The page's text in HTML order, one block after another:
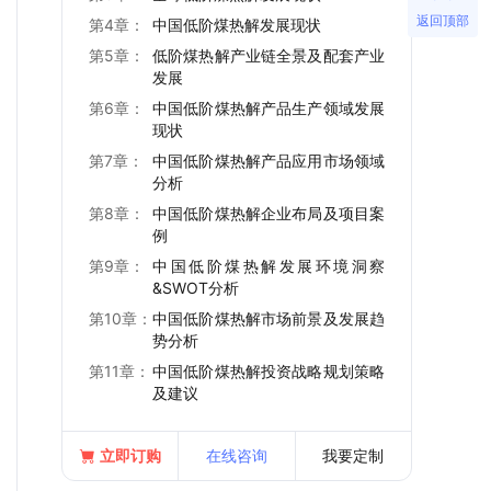
第4章：
中国低阶煤热解发展现状
第5章：
低阶煤热解产业链全景及配套产业
发展
第6章：
中国低阶煤热解产品生产领域发展
现状
第7章：
中国低阶煤热解产品应用市场领域
分析
第8章：
中国低阶煤热解企业布局及项目案
例
第9章：
中国低阶煤热解发展环境洞察
&SWOT分析
第10章： 中国低阶煤热解市场前景及发展趋
势分析
第11章： 中国低阶煤热解投资战略规划策略
及建议
立即订购 在线咨询 我要定制
返回顶部